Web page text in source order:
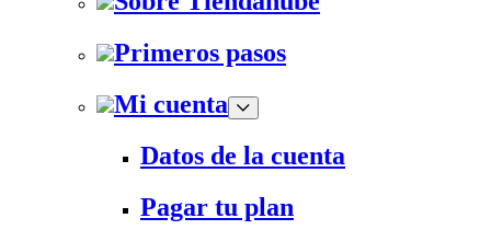
Primeros pasos
Mi cuenta
Datos de la cuenta
Pagar tu plan